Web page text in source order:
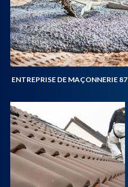
ENTREPRISE DE MAÇONNERIE 87